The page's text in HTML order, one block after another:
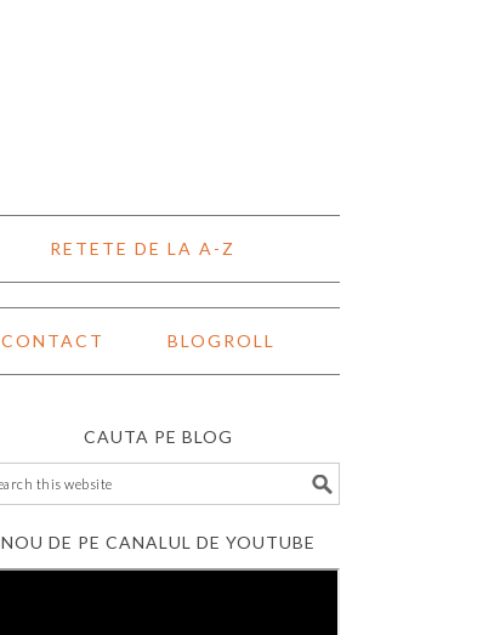
RETETE DE LA A-Z
CONTACT BLOGROLL
CAUTA PE BLOG
NOU DE PE CANALUL DE YOUTUBE